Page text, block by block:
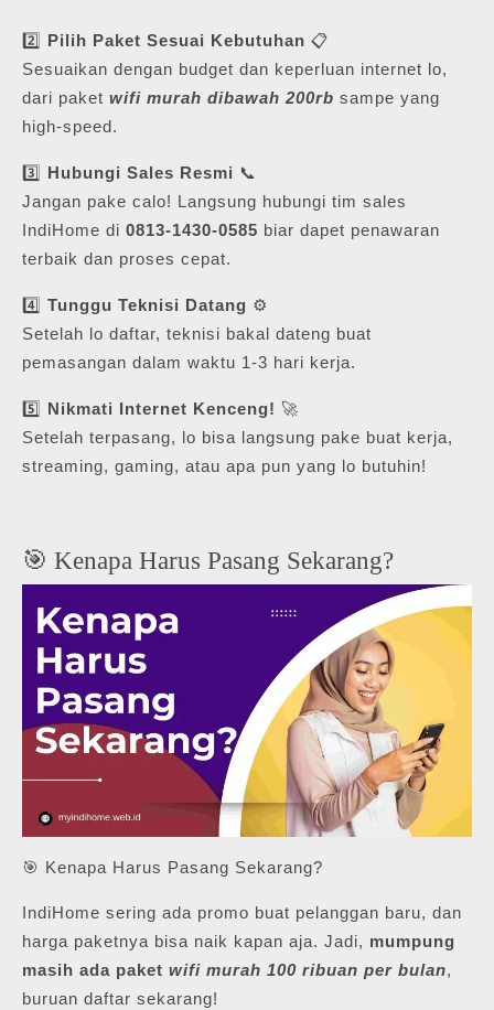
2️⃣ Pilih Paket Sesuai Kebutuhan 📋
Sesuaikan dengan budget dan keperluan internet lo,
dari paket wifi murah dibawah 200rb sampe yang
high-speed.
3️⃣ Hubungi Sales Resmi 📞
Jangan pake calo! Langsung hubungi tim sales
IndiHome di 0813-1430-0585 biar dapet penawaran
terbaik dan proses cepat.
4️⃣ Tunggu Teknisi Datang ⚙️
Setelah lo daftar, teknisi bakal dateng buat
pemasangan dalam waktu 1-3 hari kerja.
5️⃣ Nikmati Internet Kenceng! 🚀
Setelah terpasang, lo bisa langsung pake buat kerja,
streaming, gaming, atau apa pun yang lo butuhin!
🎯 Kenapa Harus Pasang Sekarang?
🎯 Kenapa Harus Pasang Sekarang?
IndiHome sering ada promo buat pelanggan baru, dan
harga paketnya bisa naik kapan aja. Jadi, mumpung
masih ada paket wifi murah 100 ribuan per bulan,
buruan daftar sekarang!